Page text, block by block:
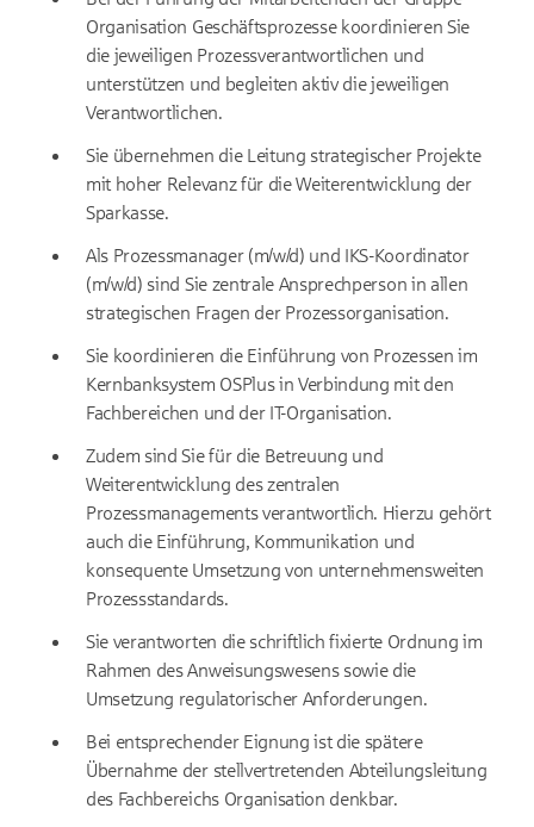
Organisation Geschäftsprozesse koordinieren Sie
die jeweiligen Prozessverantwortlichen und
unterstützen und begleiten aktiv die jeweiligen
Verantwortlichen.
Sie übernehmen die Leitung strategischer Projekte
mit hoher Relevanz für die Weiterentwicklung der
Sparkasse.
Als Prozessmanager (m/w/d) und IKS-Koordinator
(m/w/d) sind Sie zentrale Ansprechperson in allen
strategischen Fragen der Prozessorganisation.
Sie koordinieren die Einführung von Prozessen im
Kernbanksystem OSPlus in Verbindung mit den
Fachbereichen und der IT-Organisation.
Zudem sind Sie für die Betreuung und
Weiterentwicklung des zentralen
Prozessmanagements verantwortlich. Hierzu gehört
auch die Einführung, Kommunikation und
konsequente Umsetzung von unternehmensweiten
Prozessstandards.
Sie verantworten die schriftlich fixierte Ordnung im
Rahmen des Anweisungswesens sowie die
Umsetzung regulatorischer Anforderungen.
Bei entsprechender Eignung ist die spätere
Übernahme der stellvertretenden Abteilungsleitung
des Fachbereichs Organisation denkbar.